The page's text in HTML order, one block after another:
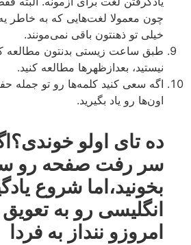
چون معمولا لغت‌هایی که به خاطر یه
خیلی تو ذهنتون باقی نمی‌مونند.
طبق ساعت زیستی بدنتون مطالعه
نیستید، بعدازظهرها مطالعه کنید.
اگه سعی کنید کلمه‌ها رو تو جمله
اون‌ها رو یاد بگیرید.
ده تای اولو
سر رفت صفحه رو سیو
بخونید،اما شروع
انگلیسی رو به تعویق
امروزو ننداز به فردا